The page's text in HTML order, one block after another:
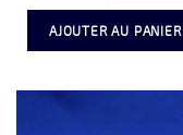
AJOUTER AU PANIER